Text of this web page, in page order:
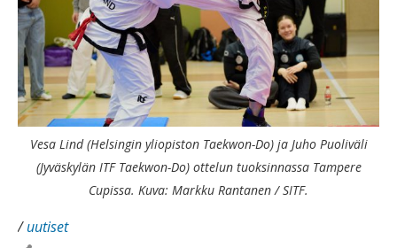
Vesa Lind (Helsingin yliopiston Taekwon-Do) ja Juho Puoliväli
(Jyväskylän ITF Taekwon-Do) ottelun tuoksinnassa Tampere
Cupissa. Kuva: Markku Rantanen / SITF.
/uutiset